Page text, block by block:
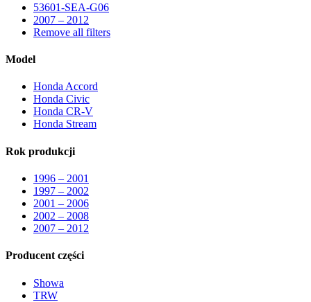
53601-SEA-G06
2007 – 2012
Remove all filters
Model
Honda Accord
Honda Civic
Honda CR-V
Honda Stream
Rok produkcji
1996 – 2001
1997 – 2002
2001 – 2006
2002 – 2008
2007 – 2012
Producent części
Showa
TRW